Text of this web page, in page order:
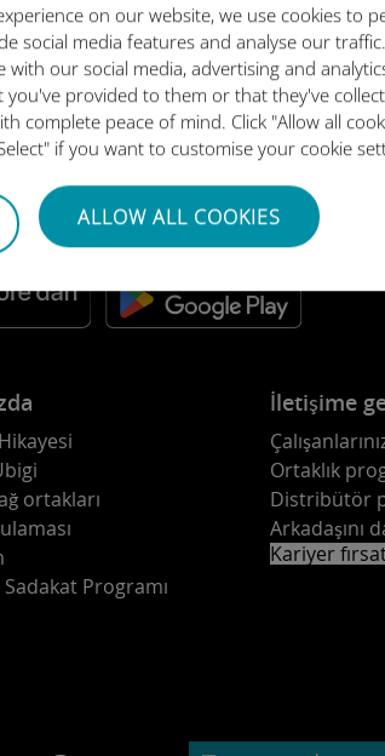
on our website, we use cookies to
social media features and analyse our
our social media, advertising and
provided to them or that they've
complete peace of mind. Click "Allow all
if you want to customise your cookie
ALLOW ALL COOKIES
SONRAKI
indirin
ortakları
Programı
İletişime
Ortaklık
Distribütör
Arkadaşını
Kariyer